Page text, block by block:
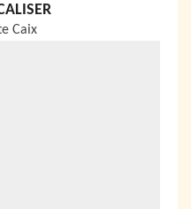
Caix